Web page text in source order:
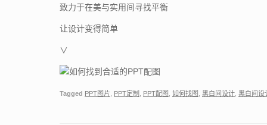
致力于在美与实用间寻找平衡
让设计变得简单
∨
Tagged PPT图片 PPT定制 PPT配图 如何找图 黑白间设计 黑白间设